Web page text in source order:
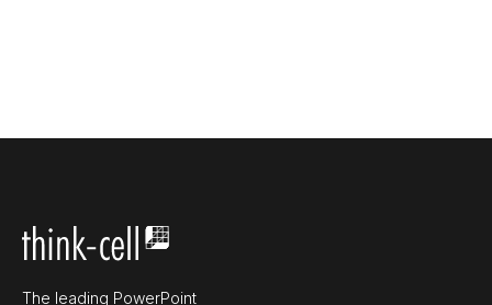
The leading PowerPoint